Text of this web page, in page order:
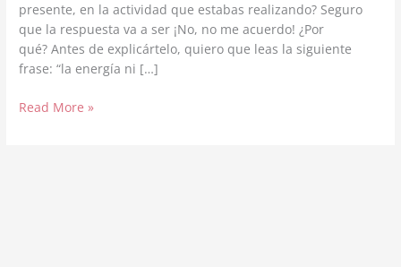
presente, en la actividad que estabas realizando? Seguro
que la respuesta va a ser ¡No, no me acuerdo! ¿Por
qué? Antes de explicártelo, quiero que leas la siguiente
frase: “la energía ni […]
Descubre,
Read More »